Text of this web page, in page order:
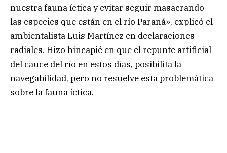
nuestra fauna íctica y evitar seguir masacrando
las especies que están en el río Paraná», explicó el
ambientalista Luis Martínez en declaraciones
radiales. Hizo hincapié en que el repunte artificial
del cauce del río en estos días, posibilita la
navegabilidad, pero no resuelve esta problemática
sobre la fauna íctica.